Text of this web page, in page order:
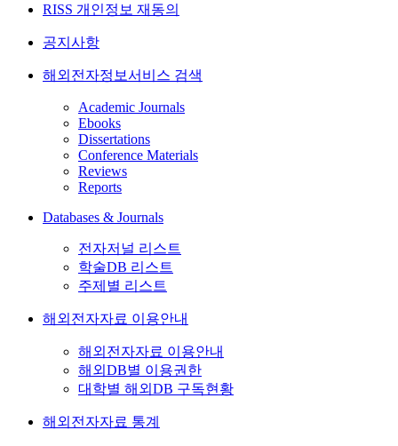
RISS 개인정보 재동의
공지사항
해외전자정보서비스 검색
Academic Journals
Ebooks
Dissertations
Conference Materials
Reviews
Reports
Databases & Journals
전자저널 리스트
학술DB 리스트
주제별 리스트
해외전자자료 이용안내
해외전자자료 이용안내
해외DB별 이용권한
대학별 해외DB 구독현황
해외전자자료 통계